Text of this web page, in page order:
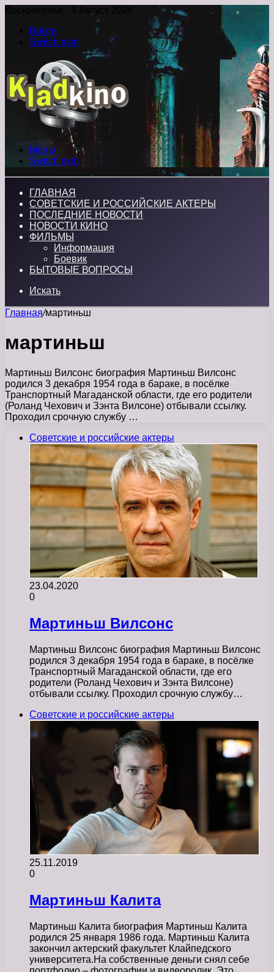
Воскресенье , 9 Август 2026
Войти
Switch skin
Меню
Switch skin
ГЛАВНАЯ
СОВЕТСКИЕ И РОССИЙСКИЕ АКТЕРЫ
ПОСЛЕДНИЕ НОВОСТИ
НОВОСТИ КИНО
ФИЛЬМЫ
Информация
Боевик
БЫТОВЫЕ ВОПРОСЫ
Искать
Главная/мартиньш
мартиньш
Мартиньш Вилсонс биография Мартиньш Вилсонс
родился 3 декабря 1954 года в бараке, в посёлке
Транспортный Магаданской области, где его родители
(Роланд Чехович и Зэнта Вилсоне) отбывали ссылку.
Проходил срочную службу …
Советские и российские актеры
23.04.2020
0
Мартиньш Вилсонс
Мартиньш Вилсонс биография Мартиньш Вилсонс
родился 3 декабря 1954 года в бараке, в посёлке
Транспортный Магаданской области, где его
родители (Роланд Чехович и Зэнта Вилсоне)
отбывали ссылку. Проходил срочную службу…
Советские и российские актеры
25.11.2019
0
Мартиньш Калита
Мартиньш Калита биография Мартиньш Калита
родился 25 января 1986 года. Мартиньш Калита
закончил актерский факультет Клайпедского
университета.На собственные деньги снял себе